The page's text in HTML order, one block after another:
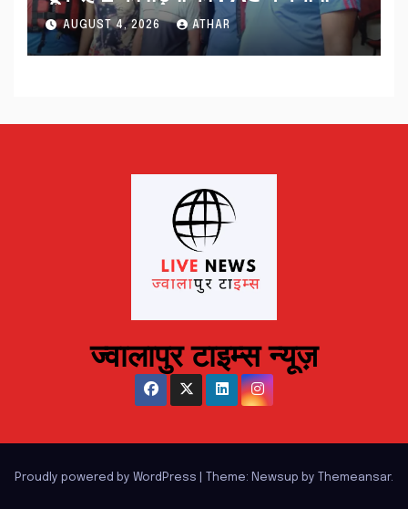
AUGUST 4, 2026 ATHAR
ज्वालापुर टाइम्स न्यूज़
Proudly powered by WordPress Theme: Newsup by Themeansar.